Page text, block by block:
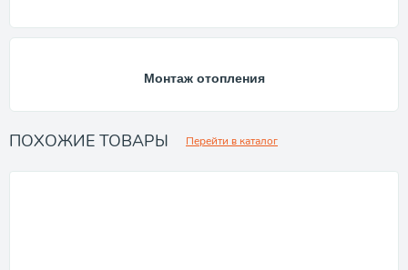
Монтаж отопления
ПОХОЖИЕ ТОВАРЫ Перейти в каталог